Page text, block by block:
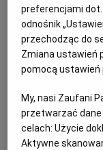
Ogłoszenia z
Suwalska
ogłasza
parkingów
Ogłoszenie premium
preferencjami
odnośnik
przechodząc do
Zmiana ustawień
pomocą ustawień
My, nasi Zaufani
przetwarzać
celach:Użycie
Aktywne